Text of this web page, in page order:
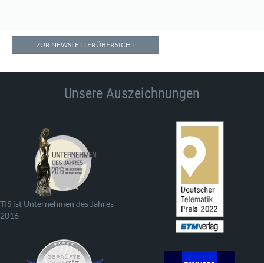
ZUR NEWSLETTERÜBERSICHT
Unsere Auszeichnungen
TIS ist Unternehmen des Jahres
2016